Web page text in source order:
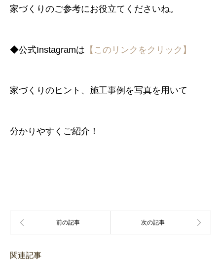
家づくりのご参考にお役立てくださいね。
◆公式Instagramは 【このリンクをクリック】
家づくりのヒント、施工事例を写真を用いて
分かりやすくご紹介！
関連記事